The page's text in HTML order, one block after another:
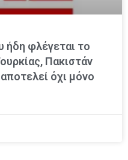
ήδη φλέγεται το
Πακιστάν
όχι μόνο